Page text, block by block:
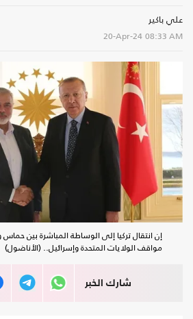
علي باكير
20-Apr-24 08:33 AM
إن انتقال تركيا إلى الوساطة المباشرة بين
مواقف الولايات المتحدة وإسرائيل.. (الأناضول)
شارك الخبر